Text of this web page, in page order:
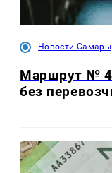
Новости Самары
Маршрут №
без